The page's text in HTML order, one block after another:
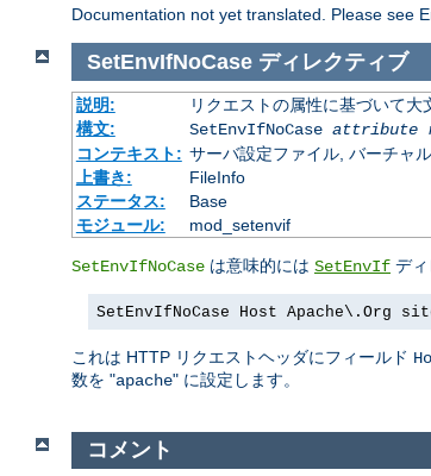
Documentation not yet translated. Please see
SetEnvIfNoCase ディレクティブ
説明:
リクエストの属性に基づいて
構文:
SetEnvIfNoCase attribute
コンテキスト: サーバ設定ファイル, バーチャ
上書き:
FileInfo
ステータス:
Base
モジュール:
mod_setenvif
SetEnvIfNoCase は意味的には SetEnvIf デ
SetEnvIfNoCase Host Apache\.Org
これは HTTP リクエストヘッダにフィールド
数を "apache" に設定します。
コメント